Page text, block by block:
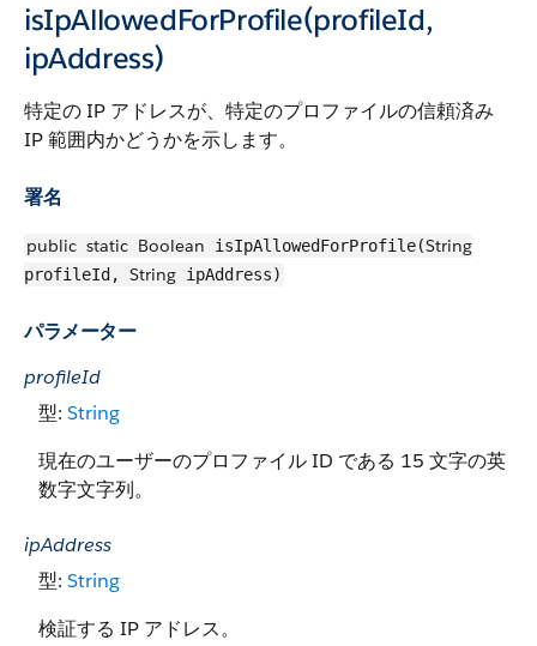
isIpAllowedForProfile(profileId,
ipAddress)
特定の IP アドレスが、特定のプロファイルの信頼済み
IP 範囲内かどうかを示します。
署名
public static Boolean isIpAllowedForProfile(String
profileId, String ipAddress)
パラメーター
profileId
型: String
現在のユーザーのプロファイル ID である 15 文字の英
数字文字列。
ipAddress
型: String
検証する IP アドレス。